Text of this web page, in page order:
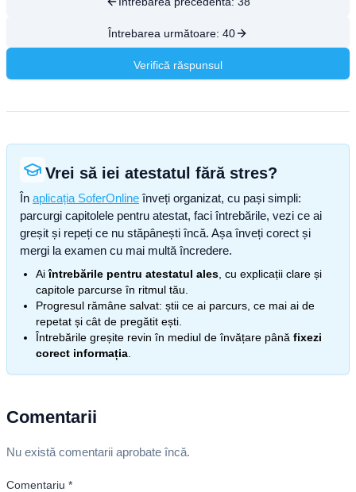
Întrebarea următoare: 40
Verifică răspunsul
Vrei să iei atestatul fără stres?
În aplicația SoferOnline înveți organizat, cu pași simpli:
parcurgi capitolele pentru atestat, faci întrebările, vezi ce ai
greșit și repeți ce nu stăpânești încă. Așa înveți corect și
mergi la examen cu mai multă încredere.
Aiîntrebările pentru atestatul ales , cu explicații clare și
capitole parcurse în ritmul tău.
Progresul rămâne salvat: știi ce ai parcurs, ce mai ai de
repetat și cât de pregătit ești.
Întrebările greșite revin în mediul de învățare până fixezi
corect informația
Comentarii
Nu există comentarii aprobate încă.
Comentariu *